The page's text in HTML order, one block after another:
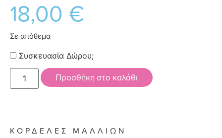
ΚΟΡΔΕΛΕΣ ΜΑΛΛΙΩΝ
18,00 €
Σε απόθεμα
Συσκευασία Δώρου;
Προσθήκη στο καλάθι